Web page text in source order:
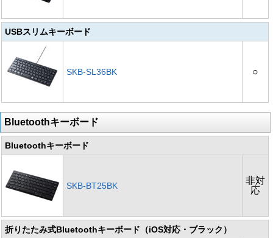
USBスリムキーボード
SKB-SL36BK ○
Bluetoothキーボード
Bluetoothキーボード
SKB-BT25BK
非対
応
折りたたみ式Bluetoothキーボード（iOS対応・ブラック）